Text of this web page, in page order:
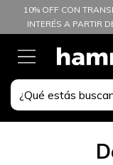
10% OFF CON
INTERÉS A PARTIR